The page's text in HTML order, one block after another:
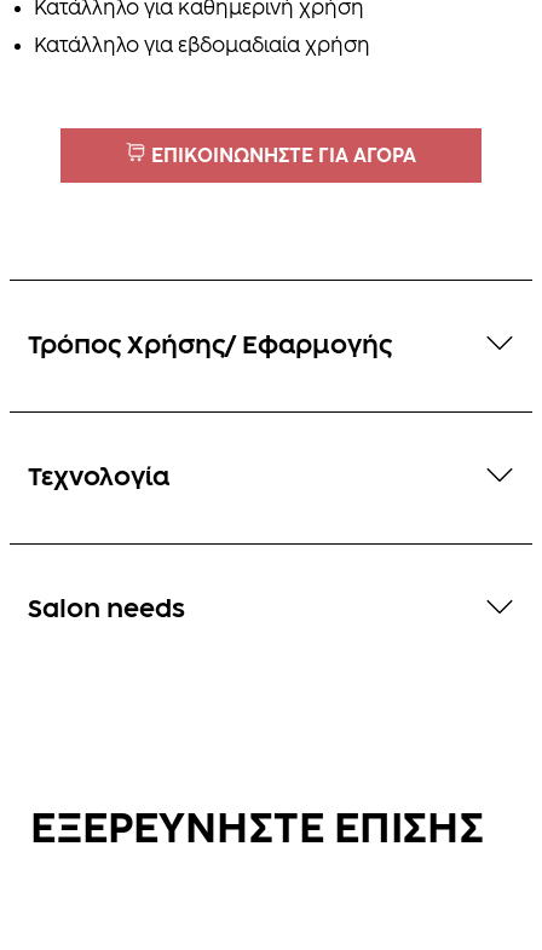
Κατάλληλο για καθημερινή χρήση
Κατάλληλο για εβδομαδιαία χρήση
ΕΠΙΚΟΙΝΩΝΗΣΤΕ ΓΙΑ ΑΓΟΡΑ
Τρόπος Χρήσης/ Εφαρμογής
Τεχνολογία
Salon needs
ΕΞΕΡΕΥΝΗΣΤΕ ΕΠΙΣΗΣ